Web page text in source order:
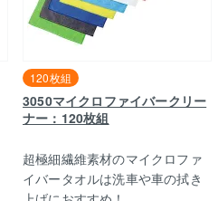
3050マイクロファイバークリー
ナー：120枚組
120枚組
超極細繊維素材のマイクロファ
イバータオルは洗車や車の拭き